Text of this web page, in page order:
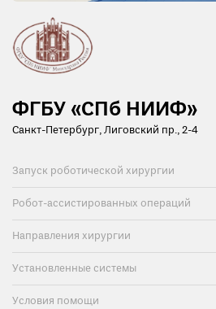
ФГБУ «СПб НИИФ»
Санкт-Петербург, Лиговский пр., 2-4
Запуск роботической хирургии
Робот-ассистированных операций
Направления хирургии
Установленные системы
Условия помощи